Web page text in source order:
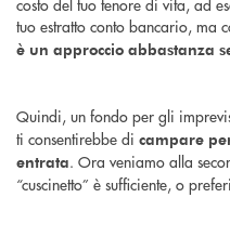
tuo estratto conto bancario, ma
è un approccio abbastanza
Quindi, un fondo per gli
ti consentirebbe di campare
entrata. Ora veniamo alla
“cuscinetto” è sufficiente, o